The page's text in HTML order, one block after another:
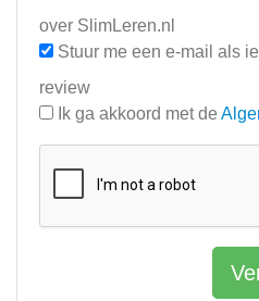
over SlimLeren.nl
Stuur me een e-mail als
review
Ik ga akkoord met de